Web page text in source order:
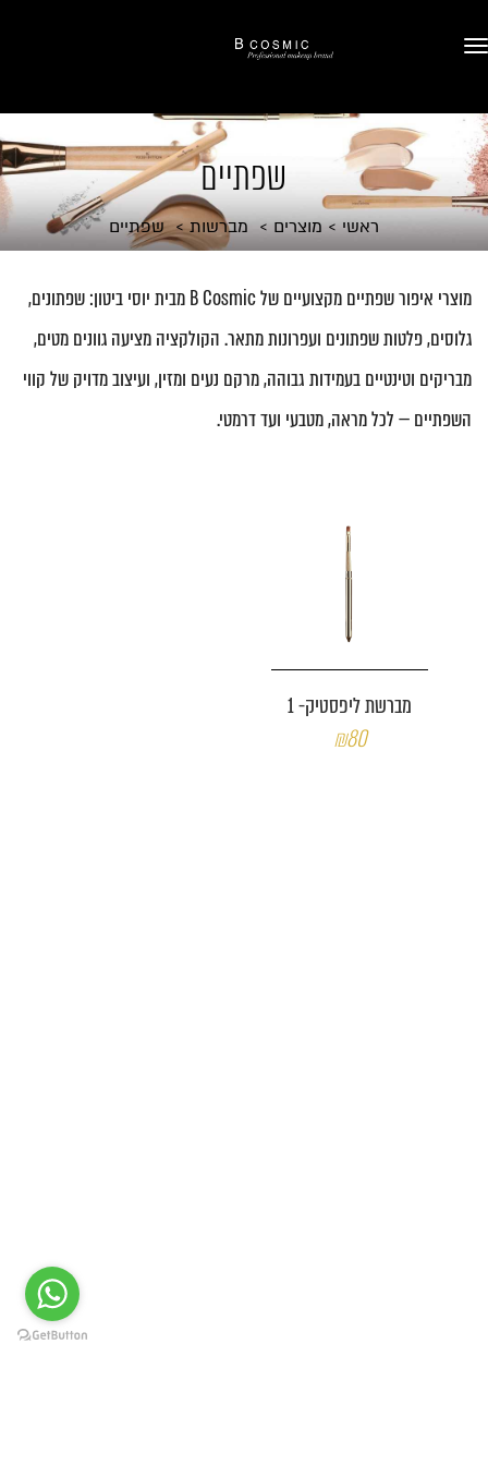
שפתיים
ראשי מוצרים מברשות שפתיים
מוצרי איפור שפתיים מקצועיים של B Cosmic מבית יוסי ביטון: שפתונים,
גלוסים, פלטות שפתונים ועפרונות מתאר. הקולקציה מציעה גוונים מטים,
מבריקים וטינטיים בעמידות גבוהה, מרקם נעים ומזין, ועיצוב מדויק של קווי
השפתיים — לכל מראה, מטבעי ועד דרמטי.
מברשת ליפסטיק- 1
₪80